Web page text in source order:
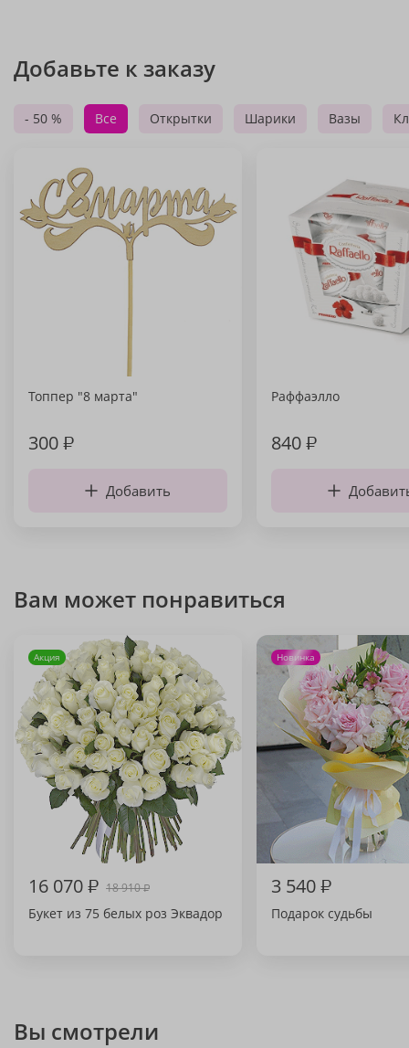
Добавьте к заказу
- 50 % Все Открытки Шарики Вазы
Топпер "8 марта"
300₽
Добавить
Раффаэлло
840₽
Вам может понравиться
Акция
16 070₽ 18 910₽
Букет из 75 белых роз Эквадор
Новинка
3 540₽
Подарок судьбы
Вы смотрели